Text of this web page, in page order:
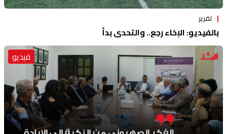
تقرير
بالفيديو: الإخاء رجع.. والتحدي بدأ
فيديو